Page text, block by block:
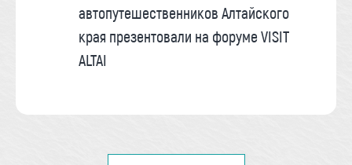
автопутешественников Алтайского
края презентовали на форуме VISIT
ALTAI